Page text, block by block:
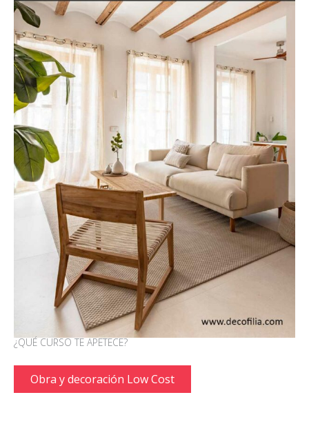
¿QUÉ CURSO TE APETECE?
Obra y decoración Low Cost